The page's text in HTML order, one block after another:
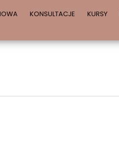
KONSULTACJE KURSY